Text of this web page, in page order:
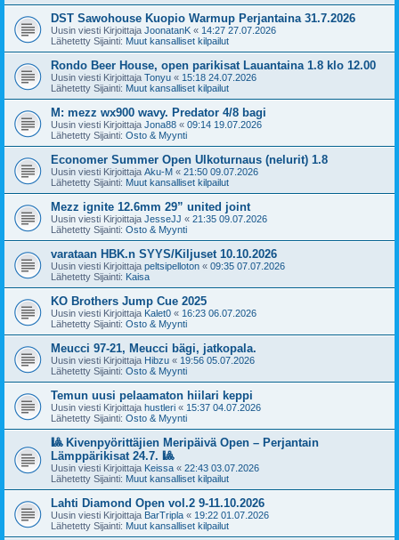
DST Sawohouse Kuopio Warmup Perjantaina 31.7.2026
Uusin viesti Kirjoittaja JoonatanK « 14:27 27.07.2026
Lähetetty Sijainti: Muut kansalliset kilpailut
Rondo Beer House, open parikisat Lauantaina 1.8 klo 12.00
Uusin viesti Kirjoittaja Tonyu « 15:18 24.07.2026
Lähetetty Sijainti: Muut kansalliset kilpailut
M: mezz wx900 wavy. Predator 4/8 bagi
Uusin viesti Kirjoittaja Jona88 « 09:14 19.07.2026
Lähetetty Sijainti: Osto & Myynti
Economer Summer Open Ulkoturnaus (nelurit) 1.8
Uusin viesti Kirjoittaja Aku-M « 21:50 09.07.2026
Lähetetty Sijainti: Muut kansalliset kilpailut
Mezz ignite 12.6mm 29” united joint
Uusin viesti Kirjoittaja JesseJJ « 21:35 09.07.2026
Lähetetty Sijainti: Osto & Myynti
varataan HBK.n SYYS/Kiljuset 10.10.2026
Uusin viesti Kirjoittaja peltsipelloton « 09:35 07.07.2026
Lähetetty Sijainti: Kaisa
KO Brothers Jump Cue 2025
Uusin viesti Kirjoittaja Kalet0 « 16:23 06.07.2026
Lähetetty Sijainti: Osto & Myynti
Meucci 97-21, Meucci bägi, jatkopala.
Uusin viesti Kirjoittaja Hibzu « 19:56 05.07.2026
Lähetetty Sijainti: Osto & Myynti
Temun uusi pelaamaton hiilari keppi
Uusin viesti Kirjoittaja hustleri « 15:37 04.07.2026
Lähetetty Sijainti: Osto & Myynti
🎱 Kivenpyörittäjien Meripäivä Open – Perjantain
Lämppärikisat 24.7. 🎱
Uusin viesti Kirjoittaja Keissa « 22:43 03.07.2026
Lähetetty Sijainti: Muut kansalliset kilpailut
Lahti Diamond Open vol.2 9-11.10.2026
Uusin viesti Kirjoittaja BarTripla « 19:22 01.07.2026
Lähetetty Sijainti: Muut kansalliset kilpailut